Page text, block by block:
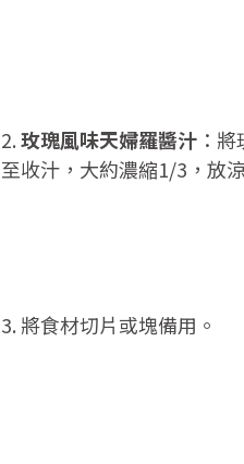
2.玫瑰風味天婦羅醬汁 ：
至收汁，大約濃縮1/3，放
3. 將食材切片或塊備用。